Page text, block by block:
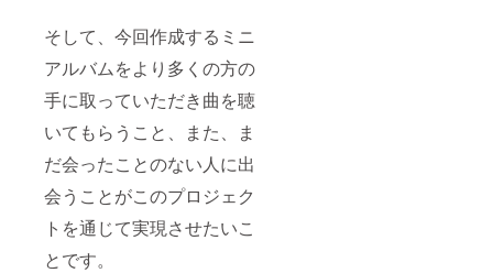
そして、今回作成するミニ
アルバムをより多くの方の
手に取っていただき曲を聴
いてもらうこと、また、ま
だ会ったことのない人に出
会うことがこのプロジェク
トを通じて実現させたいこ
とです。